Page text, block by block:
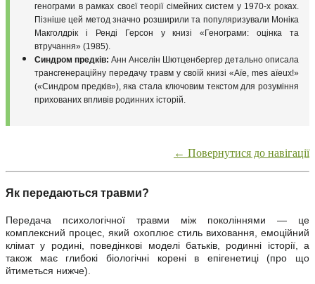
генограми в рамках своєї теорії сімейних систем у 1970-х роках.
Пізніше цей метод значно розширили та популяризували Моніка
Макголдрік і Ренді Герсон у книзі «Генограми: оцінка та
втручання» (1985).
Синдром предків: Анн Анселін Шютценбергер детально описала
трансгенераційну передачу травм у своїй книзі «Aïe, mes aïeux!»
(«Синдром предків»), яка стала ключовим текстом для розуміння
прихованих впливів родинних історій.
← Повернутися до навігації
Як передаються травми?
Передача психологічної травми між поколіннями — це
комплексний процес, який охоплює стиль виховання, емоційний
клімат у родині, поведінкові моделі батьків, родинні історії, а
також має глибокі біологічні корені в епігенетиці (про що
йтиметься нижче).